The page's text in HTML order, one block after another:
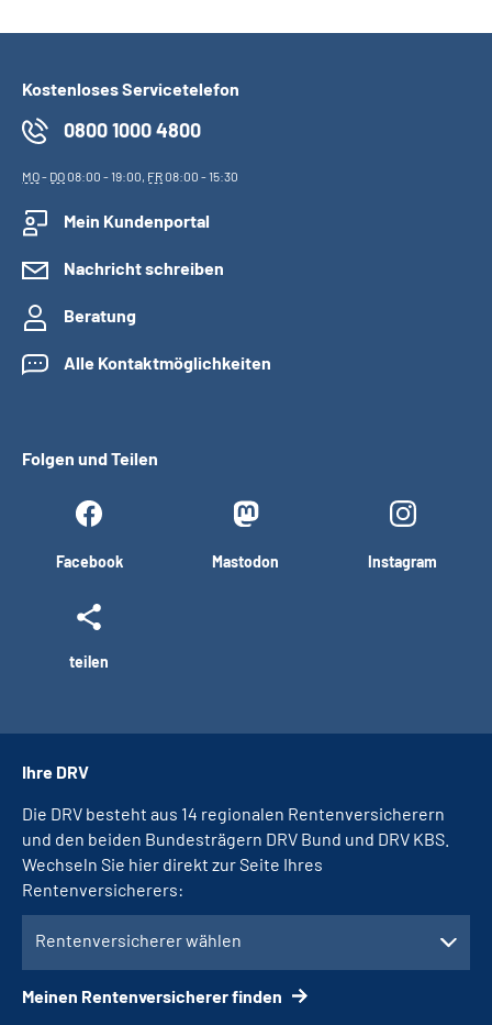
Kostenloses Servicetelefon
0800 1000 4800
MO- DO08:00 - 19:00, FR08:00 - 15:30
Mein Kundenportal
Nachricht schreiben
Beratung
Alle Kontaktmöglichkeiten
Folgen und Teilen
Facebook Mastodon Instagram
teilen
Ihre DRV
Die DRV besteht aus 14 regionalen Rentenversicherern
und den beiden Bundesträgern DRV Bund und DRV KBS.
Wechseln Sie hier direkt zur Seite Ihres
Rentenversicherers:
Rentenversicherer wählen
Meinen Rentenversicherer finden